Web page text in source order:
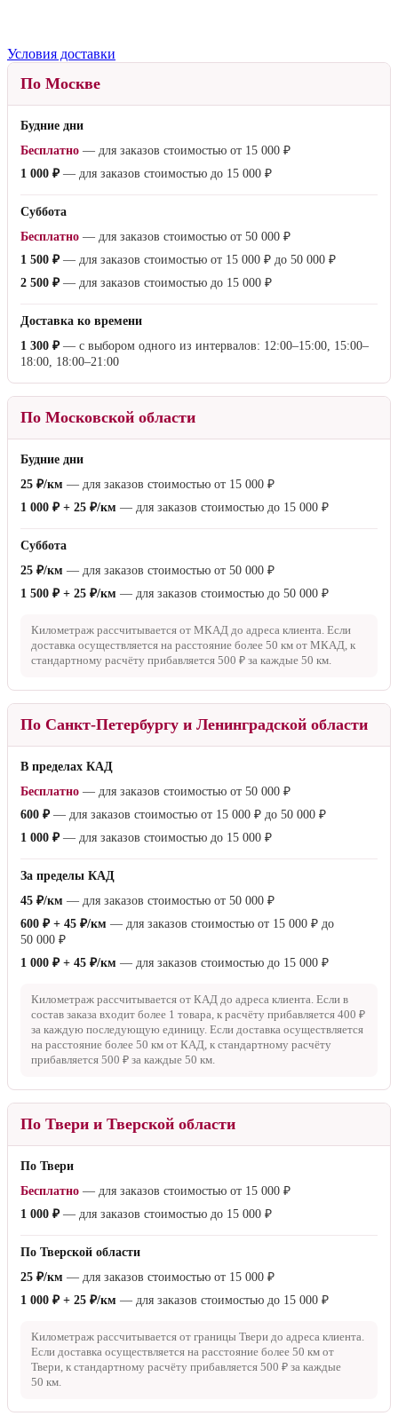
Условия доставки
По Москве
Будние дни
Бесплатно — для заказов стоимостью от 15 000 ₽
1 000 ₽— для заказов стоимостью до 15 000 ₽
Суббота
Бесплатно — для заказов стоимостью от 50 000 ₽
1 500 ₽— для заказов стоимостью от 15 000 ₽ до 50 000 ₽
2 500 ₽— для заказов стоимостью до 15 000 ₽
Доставка ко времени
1 300 ₽— с выбором одного из интервалов: 12:00–15:00, 15:00–
18:00, 18:00–21:00
По Московской области
Будние дни
25 ₽/км — для заказов стоимостью от 15 000 ₽
1 000 ₽ + 25 ₽/км — для заказов стоимостью до 15 000 ₽
Суббота
25 ₽/км — для заказов стоимостью от 50 000 ₽
1 500 ₽ + 25 ₽/км — для заказов стоимостью до 50 000 ₽
Километраж рассчитывается от МКАД до адреса клиента. Если
доставка осуществляется на расстояние более 50 км от МКАД, к
стандартному расчёту прибавляется 500 ₽ за каждые 50 км
По Санкт-Петербургу и Ленинградской области
В пределах КАД
Бесплатно — для заказов стоимостью от 50 000 ₽
600 ₽— для заказов стоимостью от 15 000 ₽ до 50 000 ₽
1 000 ₽— для заказов стоимостью до 15 000 ₽
За пределы КАД
45 ₽/км — для заказов стоимостью от 50 000 ₽
600 ₽ + 45 ₽/км — для заказов стоимостью от 15 000 ₽ до
50 000 ₽
1 000 ₽ + 45 ₽/км — для заказов стоимостью до 15 000 ₽
Километраж рассчитывается от КАД до адреса клиента. Если в
состав заказа входит более 1 товара, к расчёту прибавляется 400 ₽
за каждую последующую единицу. Если доставка осуществляется
на расстояние более 50 км от КАД, к стандартному расчёту
прибавляется 500 ₽ за каждые 50 км
По Твери и Тверской области
По Твери
Бесплатно — для заказов стоимостью от 15 000 ₽
1 000 ₽— для заказов стоимостью до 15 000 ₽
По Тверской области
25 ₽/км — для заказов стоимостью от 15 000 ₽
1 000 ₽ + 25 ₽/км — для заказов стоимостью до 15 000 ₽
Километраж рассчитывается от границы Твери до адреса клиента.
Если доставка осуществляется на расстояние более 50 км от
Твери, к стандартному расчёту прибавляется 500 ₽ за каждые
50 км